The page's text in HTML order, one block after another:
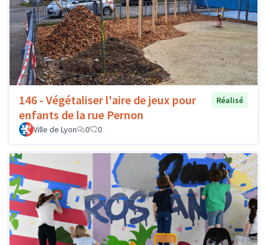
146 - Végétaliser l'aire de jeux pour
enfants de la rue Pernon
Réalisé
Ville de Lyon 0 0